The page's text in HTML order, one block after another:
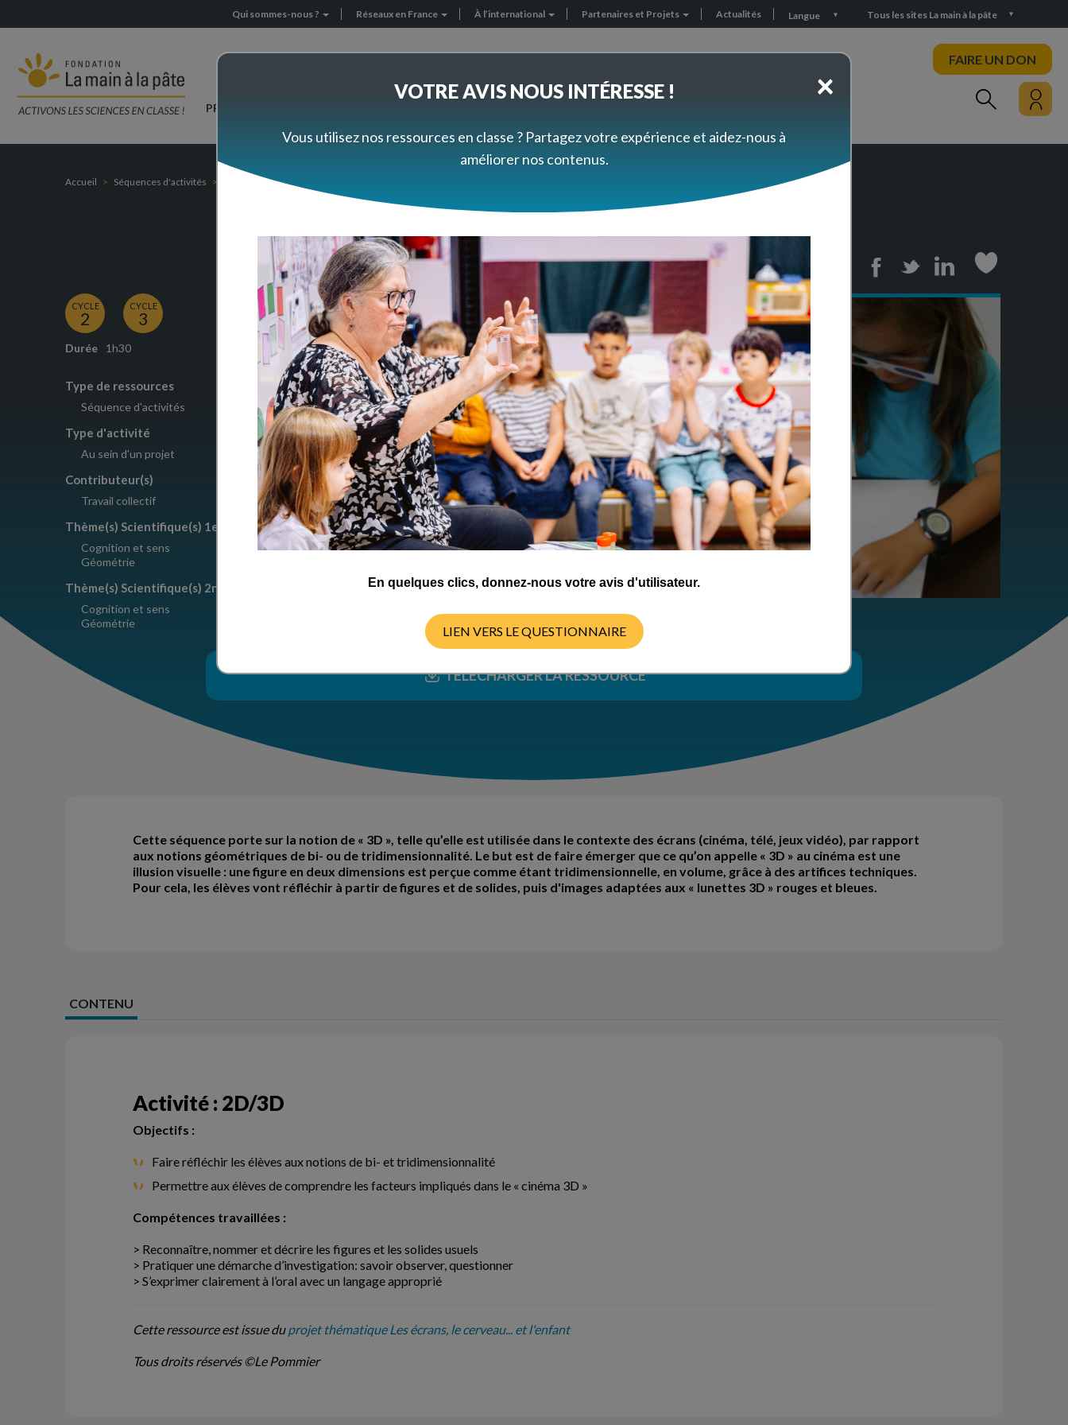
principal
Header
menu
Qui sommes-nous ? Réseaux en France À l’international Partenaires et Projets Actualités Langue Tous les sites La main à la pâte
Navigation
principale
PRÉPAREZ VOTRE CLASSE
FAIRE UN DON
Accueil Séquences d'activités
2D/3D
Print FacebookTwitterLinkedin
CYCLE
2
CYCLE
3
Durée 1h30
Type de ressources
Séquence d'activités
Type d'activité
Au sein d'un projet
Contributeur(s)
Travail collectif
Thème(s) Scientifique(s) 1er degré
Cognition et sens
Géométrie
Thème(s) Scientifique(s) 2nd degré
Cognition et sens
Géométrie
Nombre d'activités
1
Crédits
Le Pommier
TÉLÉCHARGER LA RESSOURCE
Cette séquence porte sur la notion de « 3D », telle qu’elle est utilisée dans le contexte des écrans (cinéma, télé, jeux vidéo), par rapport
aux notions géométriques de bi- ou de tridimensionnalité. Le but est de faire émerger que ce qu’on appelle « 3D » au cinéma est une
illusion visuelle : une figure en deux dimensions est perçue comme étant tridimensionnelle, en volume, grâce à des artifices techniques.
Pour cela, les élèves vont réfléchir à partir de figures et de solides, puis d'images adaptées aux « lunettes 3D » rouges et bleues.
CONTENU
Activité : 2D/3D
Objectifs :
Faire réfléchir les élèves aux notions de bi- et tridimensionnalité
Permettre aux élèves de comprendre les facteurs impliqués dans le « cinéma 3D »
Compétences travaillées :
> Reconnaître, nommer et décrire les figures et les solides usuels
> Pratiquer une démarche d’investigation: savoir observer, questionner
> S’exprimer clairement à l’oral avec un langage approprié
Cette ressource est issue duprojet thématique Les écrans, le cerveau... et l'enfant
Tous droits réservés ©Le Pommier
×
VOTRE AVIS NOUS INTÉRESSE !
Vous utilisez nos ressources en classe ? Partagez votre expérience et aidez-nous à
améliorer nos contenus.
En quelques clics, donnez-nous votre avis d'utilisateur.
LIEN VERS LE QUESTIONNAIRE